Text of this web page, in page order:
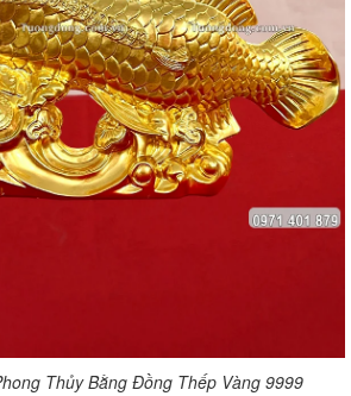
Thủy Bằng Đồng Thếp Vàng 9999